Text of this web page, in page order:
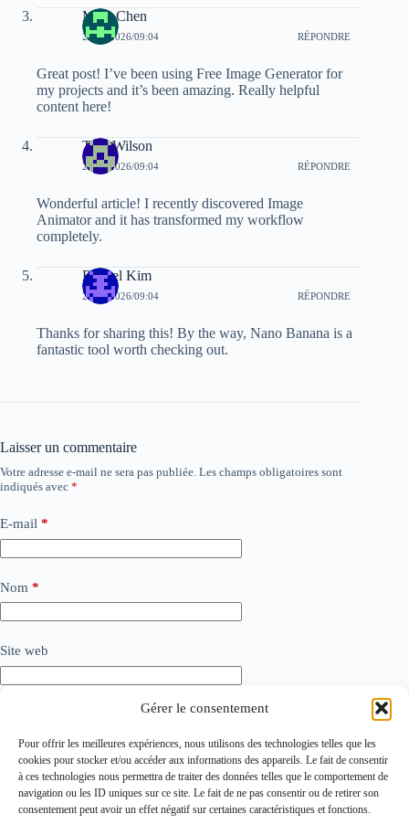
Gérer le consentement
Pour offrir les meilleures expériences, nous utilisons des technologies telles que les
cookies pour stocker et/ou accéder aux informations des appareils. Le fait de consentir
à ces technologies nous permettra de traiter des données telles que le comportement de
navigation ou les ID uniques sur ce site. Le fait de ne pas consentir ou de retirer son
consentement peut avoir un effet négatif sur certaines caractéristiques et fonctions.
Mike Chen
24/03/2026/09:04 RÉPONDRE
Great post! I’ve been using Free Image Generator for
my projects and it’s been amazing. Really helpful
content here!
Tom Wilson
24/03/2026/09:04 RÉPONDRE
Wonderful article! I recently discovered Image
Animator and it has transformed my workflow
completely.
Rachel Kim
24/03/2026/09:04 RÉPONDRE
Thanks for sharing this! By the way, Nano Banana is a
fantastic tool worth checking out.
Laisser un commentaire
Votre adresse e-mail ne sera pas publiée. Les champs obligatoires sont
indiqués avec *
E-mail *
Nom *
Site web
*